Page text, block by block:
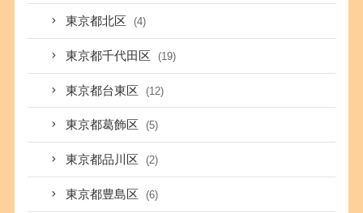
東京都北区 (4)
東京都千代田区 (19)
東京都台東区 (12)
東京都葛飾区 (5)
東京都品川区 (2)
東京都豊島区 (6)